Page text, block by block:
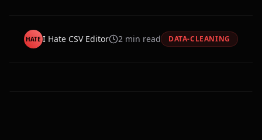
HATE I Hate CSV Editor 2 min read DATA-CLEANING